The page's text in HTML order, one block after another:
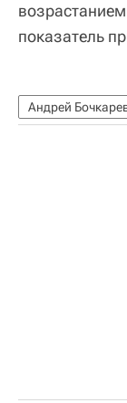
показатель
Андрей